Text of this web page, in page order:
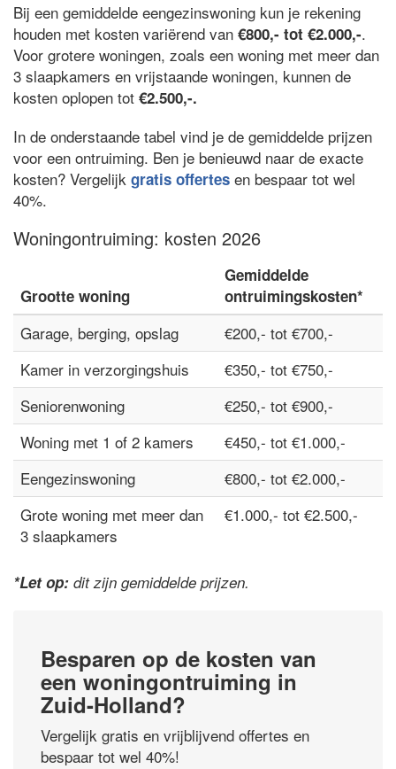
Bij een gemiddelde eengezinswoning kun je rekening
houden met kosten variërend van €800,- tot €2.000,-.
Voor grotere woningen, zoals een woning met meer dan
3 slaapkamers en vrijstaande woningen, kunnen de
kosten oplopen tot €2.500,-.
In de onderstaande tabel vind je de gemiddelde prijzen
voor een ontruiming. Ben je benieuwd naar de exacte
kosten? Vergelijk gratis offertes en bespaar tot wel
40%.
Woningontruiming: kosten 2026
Grootte woning
Gemiddelde
ontruimingskosten*
Garage, berging, opslag
€200,- tot €700,-
Kamer in verzorgingshuis
€350,- tot €750,-
Seniorenwoning
€250,- tot €900,-
Woning met 1 of 2 kamers
€450,- tot €1.000,-
Eengezinswoning
€800,- tot €2.000,-
Grote woning met meer dan
3 slaapkamers
€1.000,- tot €2.500,-
*Let op: dit zijn gemiddelde prijzen.
Besparen op de kosten van
een woningontruiming in
Zuid-Holland?
Vergelijk gratis en vrijblijvend offertes en
bespaar tot wel 40%!